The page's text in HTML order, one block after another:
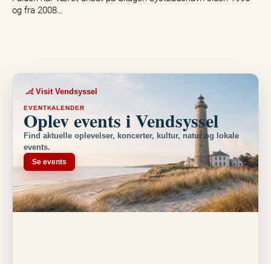
og fra 2008…
Visit Vendsyssel
EVENTKALENDER
Oplev events i Vendsyssel
Find aktuelle oplevelser, koncerter, kultur, natur og lokale
events.
Se events